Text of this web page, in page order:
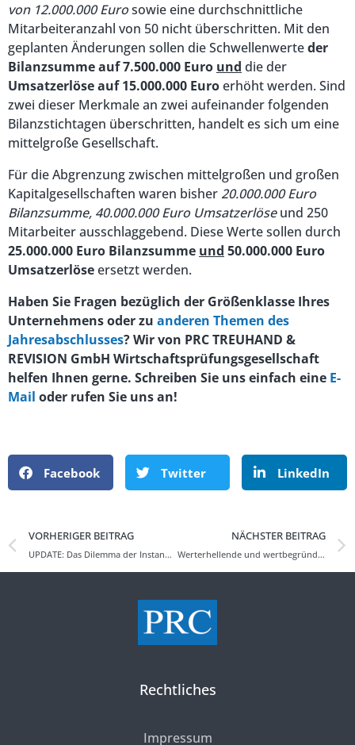
von 12.000.000 Eurosowie eine durchschnittliche
Mitarbeiteranzahl von 50 nicht überschritten. Mit den
geplanten Änderungen sollen die Schwellenwerteder
Bilanzsumme auf 7.500.000 Euro und die der
Umsatzerlöse auf 15.000.000 Euroerhöht werden. Sind
zwei dieser Merkmale an zwei aufeinander folgenden
Bilanzstichtagen überschritten, handelt es sich um eine
mittelgroße Gesellschaft.
Für die Abgrenzung zwischen mittelgroßen und großen
Kapitalgesellschaften waren bisher20.000.000 Euro
Bilanzsumme, 40.000.000 Euro Umsatzerlöseund 250
Mitarbeiter ausschlaggebend. Diese Werte sollen durch
25.000.000 Euro Bilanzsumme und 50.000.000 Euro
Umsatzerlöseersetzt werden.
Haben Sie Fragen bezüglich der Größenklasse Ihres
Unternehmens oder zu anderen Themen des
Jahresabschlusses? Wir von PRC TREUHAND &
REVISION GmbH Wirtschaftsprüfungsgesellschaft
helfen Ihnen gerne. Schreiben Sie uns einfach eine E-
Mail oder rufen Sie uns an!
Facebook Twitter LinkedIn
VORHERIGER BEITRAG
UPDATE: Das Dilemma der Instandhaltungsaufwendungen und Anschaffungs- und Herstellungskosten
NÄCHSTER BEITRAG
Werterhellende und wertbegründende Ereignisse
Rechtliches
Impressum